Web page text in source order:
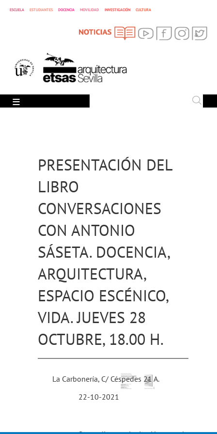
ESCUELA ESTUDIANTES DOCENCIA MOVILIDAD INVESTIGACIÓN CULTURA
PRESENTACIÓN DEL
LIBRO
CONVERSACIONES
CON ANTONIO
SÁSETA. DOCENCIA,
ARQUITECTURA,
ESPACIO ESCÉNICO,
VIDA. JUEVES 28
OCTUBRE, 18.00 H.
La Carbonería, C/ Céspedes 21 A.
22-10-2021